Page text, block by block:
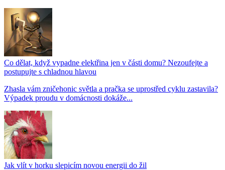
Co dělat, když vypadne elektřina jen v části domu? Nezoufejte a
postupujte s chladnou hlavou
Zhasla vám zničehonic světla a pračka se uprostřed cyklu zastavila?
Výpadek proudu v domácnosti dokáže...
Jak vlít v horku slepicím novou energii do žil